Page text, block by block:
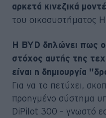
αρκετά κινεζικά
του οικοσυστήματος
Η BYD δηλώνει πως
στόχος αυτής της
είναι η δημιουργία
Για να το πετύχει,
προηγμένο σύστημα
DiPilot 300 – γνωστό